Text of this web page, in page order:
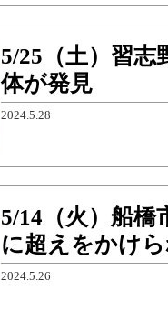
5/25（土）習志
体が発見
2024.5.28
5/14（火）船橋
に超えをかけ
2024.5.26